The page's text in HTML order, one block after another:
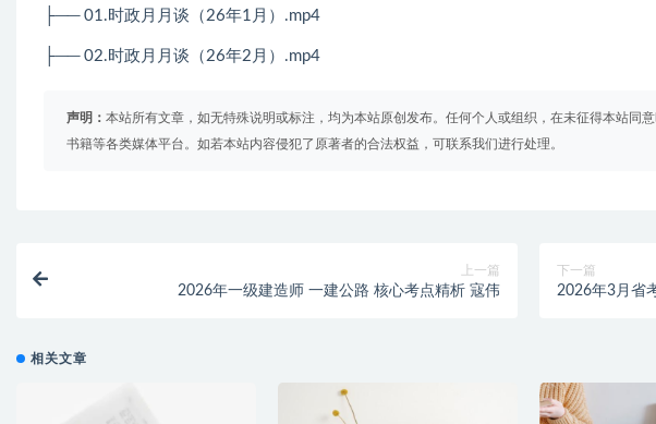
├── 01.时政月月谈（26年1月）.mp4
├──02. 时政月月谈（ 26年2 月） .mp4
声明： 本站所有文章，如无特殊说明或标注，均为本站原创发布。任何个人或组织，在未征得本站同
书籍等各类媒体平台。如若本站内容侵犯了原著者的合法权益，可联系我们进行处理。
上一篇
2026年一级建造师 一建公路 核心考点精析 寇伟
下一篇
2026年3月省
相关文章